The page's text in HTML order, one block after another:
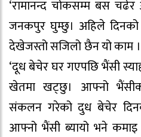
‘रामानन्द चोकसम्म बस
जनकपुर घुम्छु। अहिले दिनको
देखेजस्तो सजिलो छैन यो काम
‘दूध बेचेर घर गएपछि भैंसी
खेतमा खट्छु। आफ्नो
संकलन गरेको दुध बेचेर
आफ्नो भैंसी ब्यायो भने